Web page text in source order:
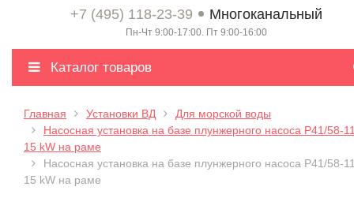
+7 (495) 118-23-39 Многоканальный
Пн-Чт 9:00-17:00. Пт 9:00-16:00
Каталог товаров
Главная Установки ВД
Для морской воды
Насосная установка на базе плунжерного насоса P41/58-
15 kW на раме
Насосная установка на базе плунжерного насоса P41/58-
15 kW на раме